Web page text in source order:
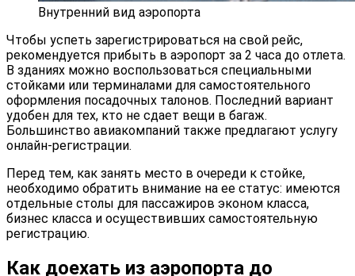
Внутренний вид аэропорта
Чтобы успеть зарегистрироваться на свой рейс,
рекомендуется прибыть в аэропорт за 2 часа до отлета.
В зданиях можно воспользоваться специальными
стойками или терминалами для самостоятельного
оформления посадочных талонов. Последний вариант
удобен для тех, кто не сдает вещи в багаж.
Большинство авиакомпаний также предлагают услугу
онлайн-регистрации.
Перед тем, как занять место в очереди к стойке,
необходимо обратить внимание на ее статус: имеются
отдельные столы для пассажиров эконом класса,
бизнес класса и осуществивших самостоятельную
регистрацию.
Как доехать из аэропорта до